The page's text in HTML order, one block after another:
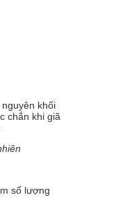
khối
chắn khi giã
số lượng